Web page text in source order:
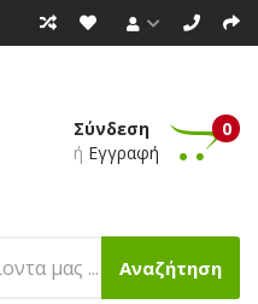
Σύνδεση
ή Εγγραφή
0
Αναζήτηση